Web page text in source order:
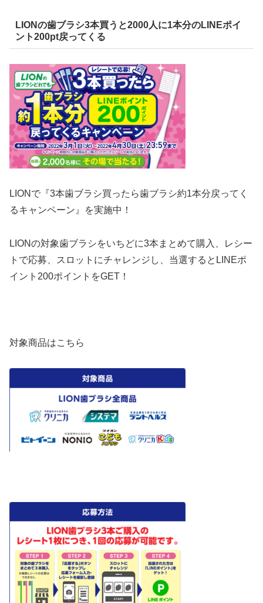
LIONの歯ブラシ3本買うと2000人に1本分のLINEポイ
ント200pt戻ってくる
LIONで『3本歯ブラシ買ったら歯ブラシ約1本分戻ってく
るキャンペーン』を実施中！
LIONの対象歯ブラシをいちどに3本 まとめて購入、レシー
トで応募、スロットにチャレンジし、 当選すると LINEポ
イント 200ポイントをGET！
対象商品はこちら